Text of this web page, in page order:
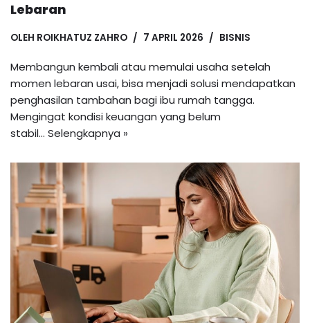
Lebaran
OLEH ROIKHATUZ ZAHRO 7 APRIL 2026 BISNIS
Membangun kembali atau memulai usaha setelah
momen lebaran usai, bisa menjadi solusi mendapatkan
penghasilan tambahan bagi ibu rumah tangga.
Mengingat kondisi keuangan yang belum
stabil… Selengkapnya »